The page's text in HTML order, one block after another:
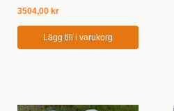
3504,00 kr
Lägg till i varukorg